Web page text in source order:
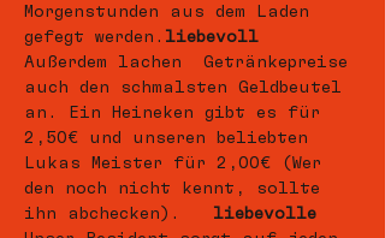
Morgenstunden aus dem Laden
gefegt werden. liebevoll
Außerdem lachen
Getränkepreise
auch den schmalsten Geldbeutel
an. Ein Heineken gibt es für
2,50€ und unseren beliebten
Lukas Meister für 2,00€ (Wer
den noch nicht kennt, sollte
ihn abchecken). liebevolle